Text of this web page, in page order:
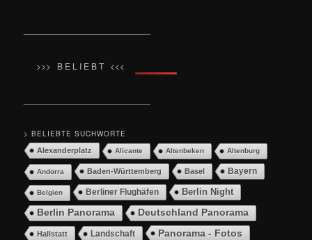
>>> B E L I E B T <<<
> BELIEBTE SUCHWORTE
Alexanderplatz Alicante Altenbeken Altenburg
Andorra Baden-Württemberg Basel Bayern
Belgien Berliner Flughäfen
Berlin Night
Berlin Panorama
Deutschland Panorama
Hallstatt Landschaft Panorama - Fotos